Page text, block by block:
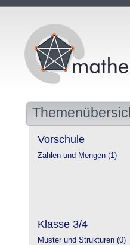
Vorschule
Zählen und Mengen (1)
Klasse 3/4
Muster und Strukturen (0)